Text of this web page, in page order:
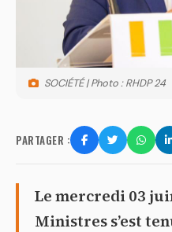
SOCIÉTÉ | Photo : RHDP 24
PARTAGER :
Le mercredi 03
Ministres s’est